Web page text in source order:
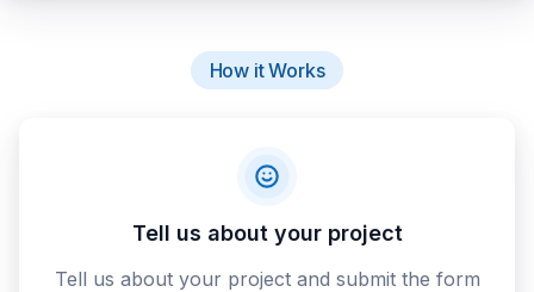
How it Works
Tell us about your project
Tell us about your project and submit the form